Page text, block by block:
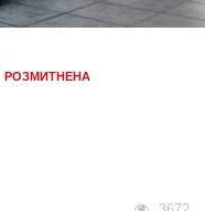
РОЗМИТНЕНА